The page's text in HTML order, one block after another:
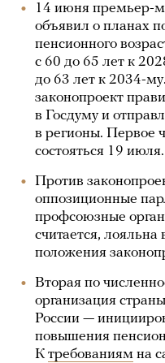
14 июня премьер-
объявил о планах
пенсионного
с 60 до 65 лет к
до 63 лет к 2034-
законопроект
в Госдуму и
в регионы. Первое
состояться 19 июля.
Против
оппозиционные
профсоюзные
считается, лояльна
положения
Вторая по
организация
России —
повышения
К требованиям на